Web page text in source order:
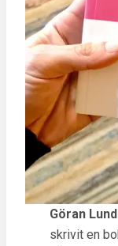
Göran
skrivit en